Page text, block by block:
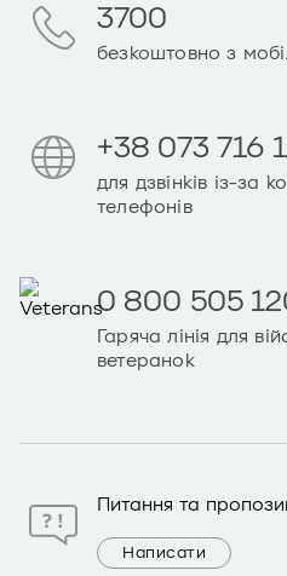
3700
безкоштовно з
+38 073 716
для дзвінків із-за
телефонів
0 800 505
Гаряча лінія для
ветеранок
Питання та
Написати